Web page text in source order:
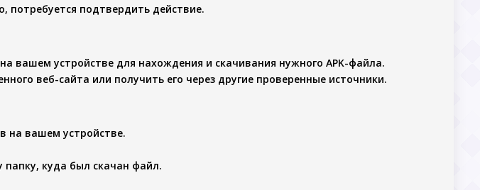
потребуется подтвердить действие.
вашем устройстве для нахождения и скачивания нужного APK-файла.
веб-сайта или получить его через другие проверенные источники.
на вашем устройстве.
папку, куда был скачан файл.